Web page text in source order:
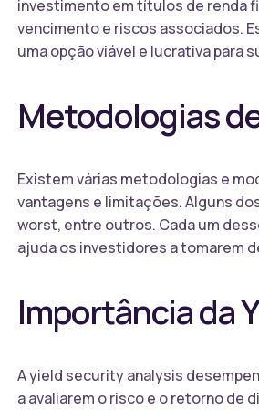
investimento em títulos de renda
vencimento e riscos associados.
uma opção viável e lucrativa para
Metodologias
Existem várias metodologias e
vantagens e limitações. Alguns
worst, entre outros. Cada um
ajuda os investidores a tomarem
Importância da
A yield security analysis
a avaliarem o risco e o retorno de